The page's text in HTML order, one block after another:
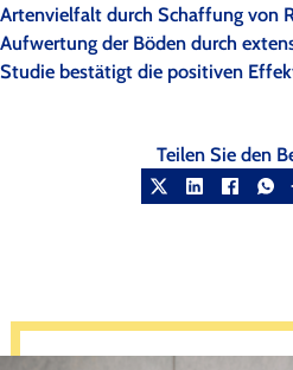
Artenvielfalt durch Schaffung von
Aufwertung der Böden durch
Studie bestätigt die positiven
Teilen Sie den